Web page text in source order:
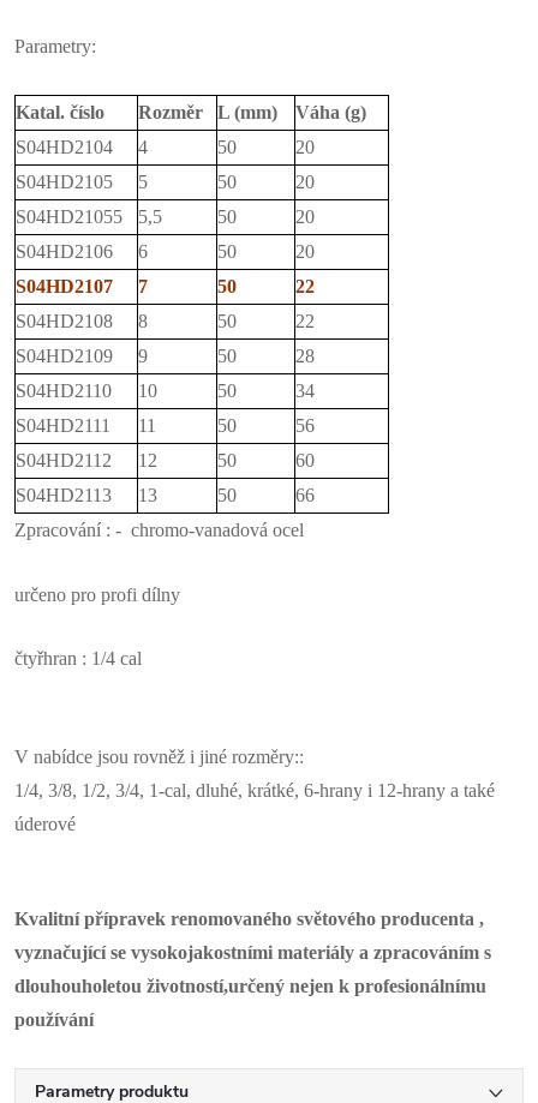
Parametry:
Katal. číslo Rozměr L (mm)
Váha (g)
S04HD2104
4 50
20
S04HD2105
5 50
20
S04HD21055
5,5 50
20
S04HD2106
6 50
20
S04HD2107
7 50
22
S04HD2108
8 50
22
S04HD2109
9 50
28
S04HD2110
10 50
34
S04HD2111
11 50
56
S04HD2112
12 50
60
S04HD2113
13 50
66
Zpracování : - chromo-vanadová ocel
určeno pro profi dílny
čtyřhran : 1/4 cal
V nabídce jsou rovněž i jiné rozměry::
1/4, 3/8, 1/2, 3/4, 1-cal, dluhé, krátké, 6-hrany i 12-hrany a také
úderové
Kvalitní přípravek renomovaného světového producenta ,
vyznačující se vysokojakostními materiály a zpracováním s
dlouhouholetou životností,určený nejen k profesionálnímu
používání
Parametry produktu